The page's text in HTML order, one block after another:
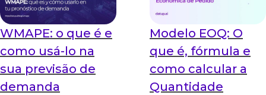
WMAPE: o que é e
como usá-lo na
sua previsão de
demanda
Modelo EOQ: O
que é, fórmula e
como calcular a
Quantidade